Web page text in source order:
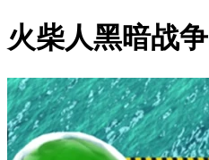
火柴人黑暗战争